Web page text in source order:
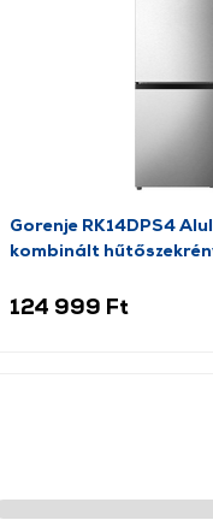
Gorenje RK14DPS4
kombinált
124 999 Ft